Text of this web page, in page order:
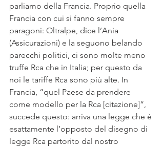
parliamo della Francia. Proprio quella
Francia con cui si fanno sempre
paragoni: Oltralpe, dice l’Ania
(Assicurazioni) e la seguono belando
parecchi politici, ci sono molte meno
truffe Rca che in Italia; per questo da
noi le tariffe Rca sono più alte. In
Francia, “quel Paese da prendere
come modello per la Rca [citazione]”,
succede questo: arriva una legge che è
esattamente l’opposto del disegno di
legge Rca partorito dal nostro